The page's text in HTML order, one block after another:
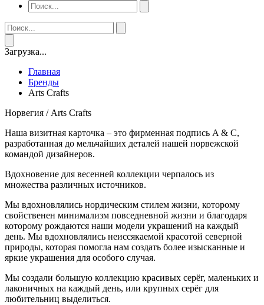
Загрузка...
Главная
Бренды
Аrts Сrafts
Норвегия / Аrts Сrafts
Наша визитная карточка – это фирменная подпись A & C,
разработанная до мельчайших деталей нашей норвежской
командой дизайнеров.
Вдохновение для весенней коллекции черпалось из
множества различных источников.
Мы вдохновлялись нордическим стилем жизни, которому
свойственен минимализм повседневной жизни и благодаря
которому рождаются наши модели украшений на каждый
день. Мы вдохновлялись неиссякаемой красотой северной
природы, которая помогла нам создать более изысканные и
яркие украшения для особого случая.
Мы создали большую коллекцию красивых серёг, маленьких и
лаконичных на каждый день, или крупных серёг для
любительниц выделиться.